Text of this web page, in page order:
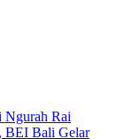
Ngurah Rai
BEI Bali Gelar